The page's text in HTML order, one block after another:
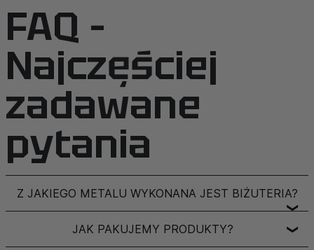
FAQ –
Najczęściej
zadawane
pytania
Z JAKIEGO METALU WYKONANA JEST BIŻUTERIA?
❯
JAK PAKUJEMY PRODUKTY? ❯